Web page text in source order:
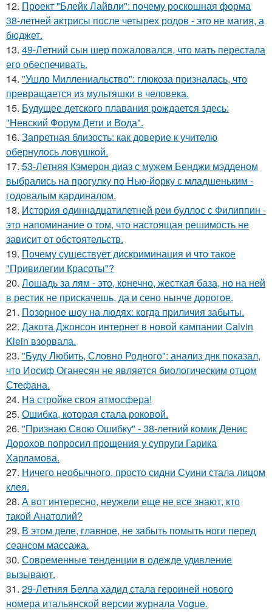
12. Проект "Блейк Лайвли": почему роскошная форма
38-летней актрисы после четырех родов - это не магия, а
бюджет.
13. 49-Летний сын шер пожаловался, что мать перестала
его обеспечивать.
14. "Ушло Миллениальство": глюкоза призналась, что
превращается из мультяшки в человека.
15. Будущее детского плавания рождается здесь:
"Невский Форум Дети и Вода".
16. Запретная близость: как доверие к учителю
обернулось ловушкой.
17. 53-Летняя Кэмерон диаз с мужем Бенджи мэдденом
выбрались на прогулку по Нью-йорку с младшеньким -
годовалым кардиналом.
18. История одиннадцатилетней реи буллос с Филиппин -
это напоминание о том, что настоящая решимость не
зависит от обстоятельств.
19. Почему существует дискриминация и что такое
"Привилегии Красоты"?
20. Лошадь за лям - это, конечно, жесткая база, но на ней
в рестик не прискачешь, да и сено нынче дорогое.
21. Позорное шоу на людях: когда приличия забыты.
22. Дакота Джонсон интернет в новой кампании Calvin
Klein взорвала.
23. "Буду Любить, Словно Родного": анализ днк показал,
что Иосиф Оганесян не является биологическим отцом
Стефана.
24. На стройке своя атмосфера!
25. Ошибка, которая стала роковой.
26. "Признаю Свою Ошибку" - 38-летний комик Денис
Дорохов попросил прощения у супруги Гарика
Харламова.
27. Ничего необычного, просто сидни Суини стала лицом
клея.
28. А вот интересно, неужели еще не все знают, кто
такой Анатолий?
29. В этом деле, главное, не забыть помыть ноги перед
сеансом массажа.
30. Современные тенденции в одежде удивление
вызывают.
31. 29-Летняя Белла хадид стала героиней нового
номера итальянской версии журнала Vogue.